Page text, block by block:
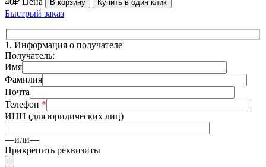
В корзину Купить в один клик
Быстрый заказ
1. Информация о получателе
Получатель:
Имя
Фамилия
Почта
Телефон *
ИНН (для юридических лиц)
—или—
Прикрепить реквизиты